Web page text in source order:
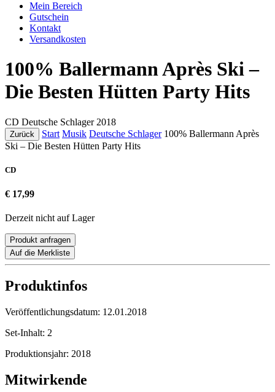
Mein Bereich
Gutschein
Kontakt
Versandkosten
100% Ballermann Après Ski –
Die Besten Hütten Party Hits
CD Deutsche Schlager 2018
Zurück Start Musik Deutsche Schlager 100% Ballermann Après
Ski – Die Besten Hütten Party Hits
CD
€ 17,99
Derzeit nicht auf Lager
Produkt anfragen
Auf die Merkliste
Produktinfos
Veröffentlichungsdatum: 12.01.2018
Set-Inhalt: 2
Produktionsjahr: 2018
Mitwirkende